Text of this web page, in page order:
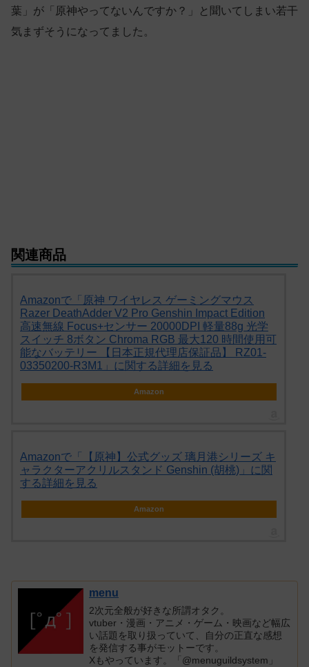
葉」が「原神やってないんですか？」と聞いてしまい若干
気まずそうになってました。
関連商品
Amazonで「原神 ワイヤレス ゲーミングマウス
Razer DeathAdder V2 Pro Genshin Impact Edition
高速無線 Focus+センサー 20000DPI 軽量88g 光学
スイッチ 8ボタン Chroma RGB 最大120 時間使用可
能なバッテリー 【日本正規代理店保証品】 RZ01-
03350200-R3M1」に関する詳細を見る
Amazon
Amazonで「【原神】公式グッズ 璃月港シリーズ キ
ャラクターアクリルスタンド Genshin (胡桃)」に関
する詳細を見る
Amazon
menu
2次元全般が好きな所謂オタク。
vtuber・漫画・アニメ・ゲーム・映画など幅広
い話題を取り扱っていて、自分の正直な感想
を発信する事がモットーです。
Xもやっています。「@menuguildsystem」